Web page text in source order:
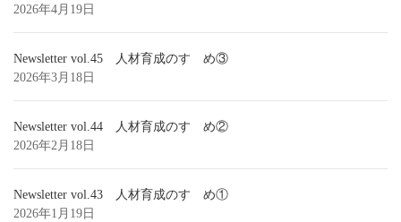
2026年4月19日
Newsletter vol.45 人材育成のすゝめ③
2026年3月18日
Newsletter vol.44 人材育成のすゝめ②
2026年2月18日
Newsletter vol.43 人材育成のすゝめ①
2026年1月19日